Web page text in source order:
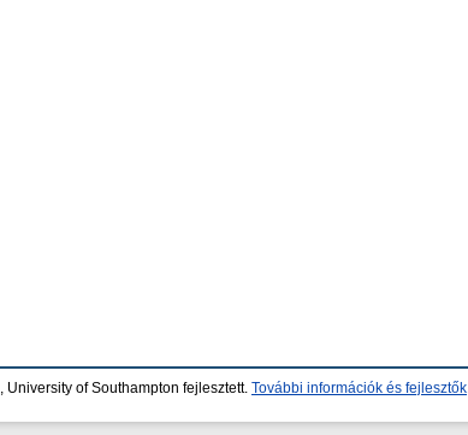
, University of Southampton fejlesztett. További információk és fejlesztők